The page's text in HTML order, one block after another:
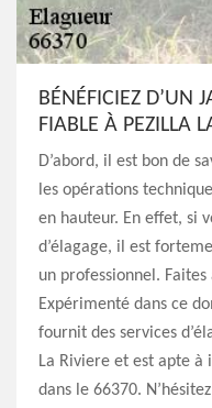
BÉNÉFICIEZ D’UN
FIABLE À PEZILLA
D’abord, il est bon de
les opérations
en hauteur. En effet, si
d’élagage, il est
un professionnel.
Expérimenté dans ce
fournit des services
La Riviere et est apte
dans le 66370.